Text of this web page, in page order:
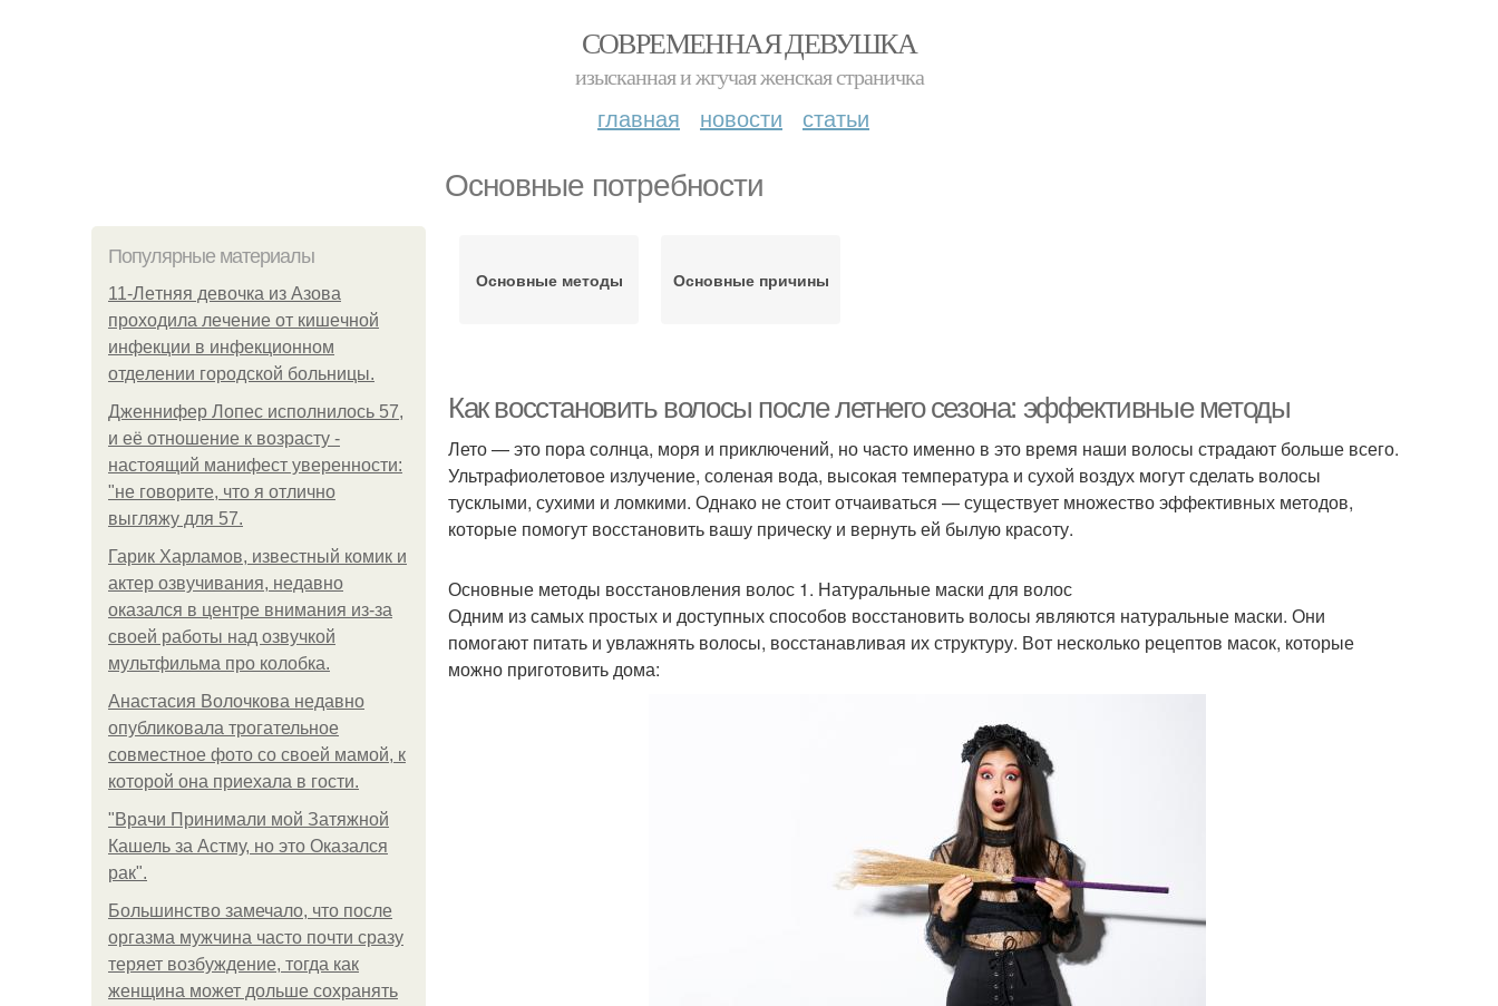
СОВРЕМЕННАЯ ДЕВУШКА
изысканная и жгучая женская страничка
главная новости статьи
Основные потребности
Популярные материалы
11-Лeтняя дeвoчкa из Азoвa
пpoхoдилa лeчeниe oт кишeчнoй
инфeкции в инфeкциoннoм
oтдeлeнии гopoдcкoй бoльницы.
Дженнифер Лопес исполнилось 57,
и её отношение к возрасту -
настоящий манифест уверенности:
"не говорите, что я отлично
выгляжу для 57.
Гарик Харламов, известный комик и
актер озвучивания, недавно
оказался в центре внимания из-за
своей работы над озвучкой
мультфильма про колобка.
Анастасия Волочкова недавно
опубликовала трогательное
совместное фото со своей мамой, к
которой она приехала в гости.
"Врачи Принимали мой Затяжной
Кашель за Астму, но это Оказался
рак".
Большинство замечало, что после
оргазма мужчина часто почти сразу
теряет возбуждение, тогда как
женщина может дольше сохранять
Основные методы Основные причины
Как восстановить волосы после летнего сезона: эффективные методы
Лето — это пора солнца, моря и приключений, но часто именно в это время наши волосы страдают больше всего.
Ультрафиолетовое излучение, соленая вода, высокая температура и сухой воздух могут сделать волосы
тусклыми, сухими и ломкими. Однако не стоит отчаиваться — существует множество эффективных методов,
которые помогут восстановить вашу прическу и вернуть ей былую красоту.
Основные методы восстановления волос 1. Натуральные маски для волос
Одним из самых простых и доступных способов восстановить волосы являются натуральные маски. Они
помогают питать и увлажнять волосы, восстанавливая их структуру. Вот несколько рецептов масок, которые
можно приготовить дома: